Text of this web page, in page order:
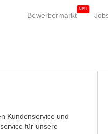
Bewerbermarkt
Kundenservice und
für unsere